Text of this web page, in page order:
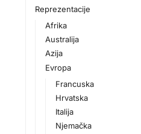
Reprezentacije
Afrika
Australija
Azija
Evropa
Francuska
Hrvatska
Italija
Njemačka